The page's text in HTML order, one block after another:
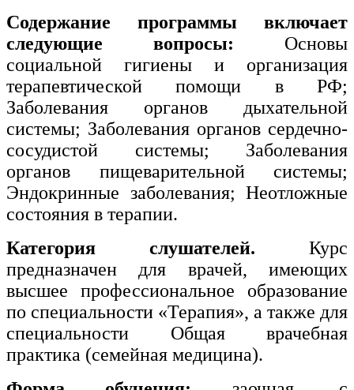
Содержание программы включает
следующие вопросы: Основы
социальной гигиены и организация
терапевтической помощи в РФ;
Заболевания органов дыхательной
системы; Заболевания органов сердечно-
сосудистой системы; Заболевания
органов пищеварительной системы;
Эндокринные заболевания; Неотложные
состояния в терапии.
Категория слушателей. Курс
предназначен для врачей, имеющих
высшее профессиональное образование
по специальности «Терапия», а также для
специальности Общая врачебная
практика (семейная медицина).